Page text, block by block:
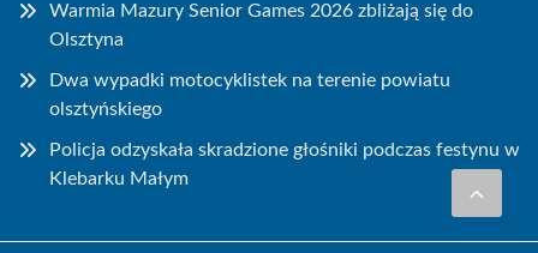
Warmia Mazury Senior Games 2026 zbliżają się do
Olsztyna
Dwa wypadki motocyklistek na terenie powiatu
olsztyńskiego
Policja odzyskała skradzione głośniki podczas festynu w
Klebarku Małym